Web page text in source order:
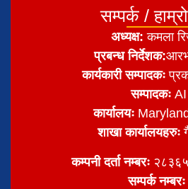
सम्पर्क /
अध्यक्ष:कमला
प्रबन्ध निर्देशक:
कार्यकारी सम्पादकः
सम्पादकःAI
कार्यालयः
शाखा कार्यालयहरुः
कम्पनी दर्ता नम्बरः
सम्पर्क नम्बरः